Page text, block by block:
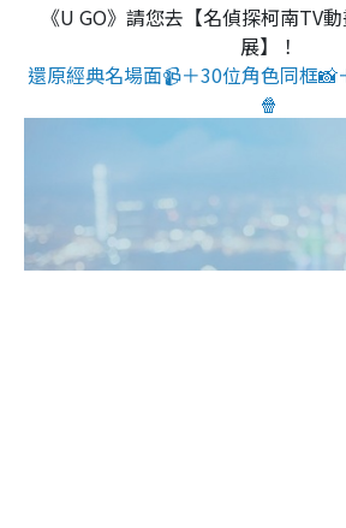
《U GO》請您去【名偵探柯南TV
展】！
還原經典名場面📹＋30位角色同框📸
🍿